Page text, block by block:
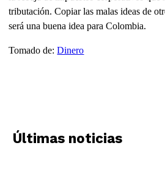
tributación. Copiar las malas ideas de
será una buena idea para Colombia.
Tomado de:Dinero
Últimas noticias